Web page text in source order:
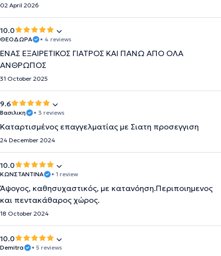
02 April 2026
10.0
ΘΕΟΔΩΡΑ • 4 reviews
ΕΝΑΣ ΕΞΑΙΡΕΤΙΚΟΣ ΓΙΑΤΡΟΣ ΚΑΙ ΠΆΝΩ ΑΠΌ ΌΛΑ
ΑΝΘΡΩΠΟΣ
31 October 2025
9.6
Βασιλικη • 3 reviews
Καταρτισμένος επαγγελματίας με Σιατη προσεγγιση
24 December 2024
10.0
ΚΩΝΣΤΑΝΤΙΝΑ • 1 review
Άψογος, καθησυχαστικός, με κατανόηση.Περιποιημενος
και πεντακάθαρος χώρος.
18 October 2024
10.0
Demitra • 5 reviews